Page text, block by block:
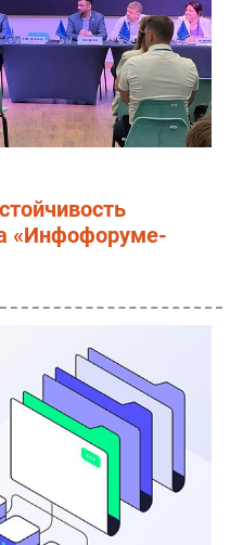
«Инфофоруме-